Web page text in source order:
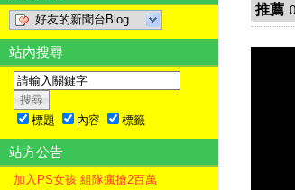
推薦 0
好友的新聞台Blog
站內搜尋
標題 內容 標籤
站方公告
加入PS女孩 組隊瘋搶2百萬